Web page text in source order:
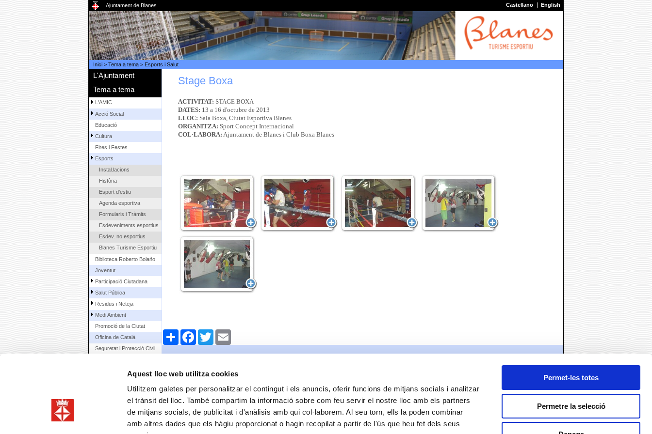
Aquest lloc web utilitza cookies
Utilitzem galetes per personalitzar el contingut i els anuncis, oferir funcions de mitjans socials i analitzar
el trànsit del lloc. També compartim la informació sobre com feu servir el nostre lloc amb els partners
de mitjans socials, de publicitat i d'anàlisis amb qui col·laborem. Al seu torn, ells la poden combinar
amb altres dades que els hàgiu proporcionat o hagin recopilat a partir de l'ús que heu fet dels seus
Permet-les totes
Permetre la selecció
Ajuntament de Blanes Castellano English
Inici> Tema a tema> Esports i Salut
L'Ajuntament
Tema a tema
L'AMIC
Acció Social
Educació
Cultura
Fires i Festes
Esports
Instal.lacions
Història
Esport d'estiu
Agenda esportiva
Formularis i Tràmits
Esdeveniments esportius
Esdev. no esportius
Blanes Turisme Esportiu
Biblioteca Roberto Bolaño
Joventut
Participació Ciutadana
Salut Pública
Residus i Neteja
Medi Ambient
Promoció de la Ciutat
Oficina de Català
Seguretat i Protecció Civil
Àrea Econòmica
Contractació municipal
Stage Boxa
ACTIVITAT: STAGE BOXA
DATES: 13 a 16 d'octubre de 2013
LLOC: Sala Boxa, Ciutat Esportiva Blanes
ORGANITZA: Sport Concept Internacional
COL·LABORA: Ajuntament de Blanes i Club Boxa Blanes
ComparteixFacebookTwitter